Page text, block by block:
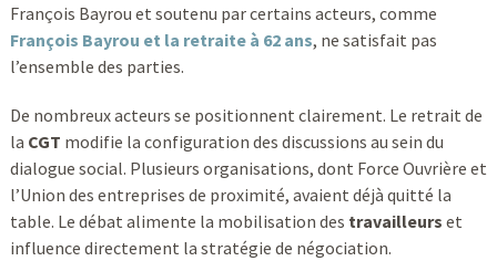
François Bayrou et soutenu par certains acteurs, comme
François Bayrou et la retraite à 62 ans, ne satisfait pas
l’ensemble des parties.
De nombreux acteurs se positionnent clairement. Le retrait de
la CGT modifie la configuration des discussions au sein du
dialogue social. Plusieurs organisations, dont Force Ouvrière et
l’Union des entreprises de proximité, avaient déjà quitté la
table. Le débat alimente la mobilisation des travailleurs et
influence directement la stratégie de négociation.